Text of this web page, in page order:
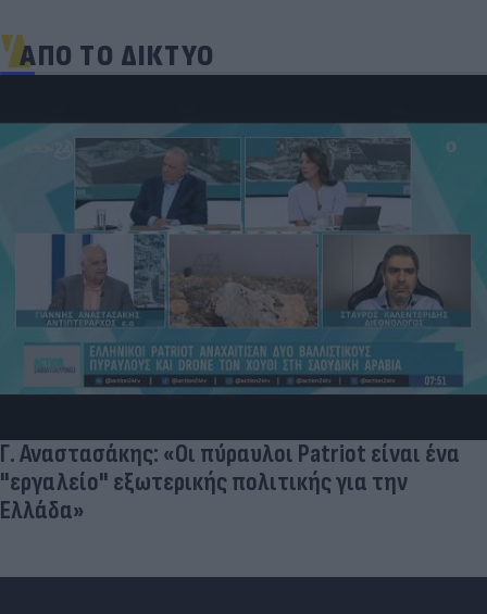
ΑΠΟ ΤΟ ΔΙΚΤΥΟ
Πώς να διαλέξουμε σωστά φρέσκο ψάρι και
θαλασσινά - Πού κυμαίνονται οι τιμές